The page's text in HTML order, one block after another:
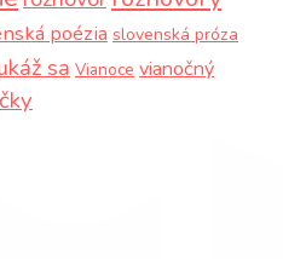
poézia slovenská próza
sa Vianoce vianočný